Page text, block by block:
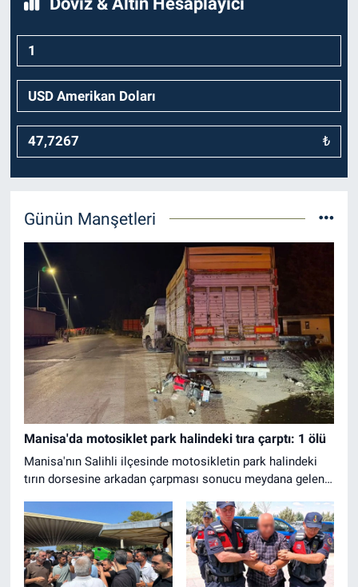
₺
Günün Manşetleri
Manisa'da motosiklet park halindeki tıra çarptı: 1 ölü
Manisa'nın Salihli ilçesinde motosikletin park halindeki
tırın dorsesine arkadan çarpması sonucu meydana gelen